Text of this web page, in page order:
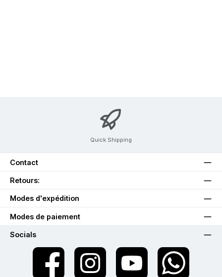
Quick Shipping
Contact
Retours:
Modes d'expédition
Modes de paiement
Socials
twt.widget.communities.facebook.name
twt.widget.communities.instagram.name